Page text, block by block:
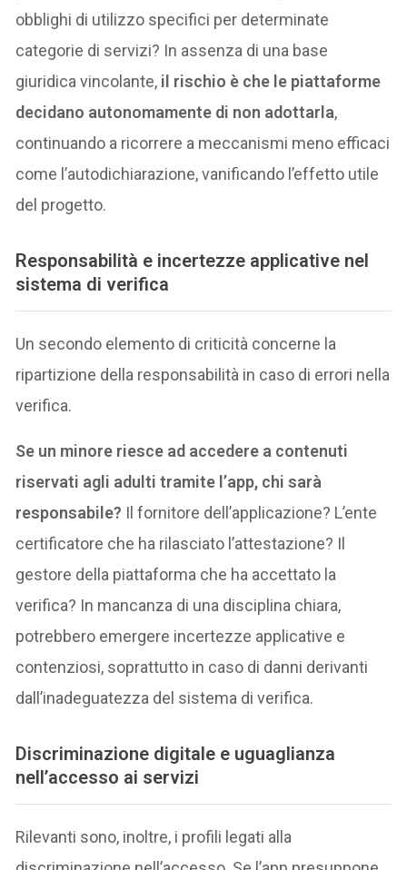
obblighi di utilizzo specifici per determinate
categorie di servizi? In assenza di una base
giuridica vincolante, il rischio è che le piattaforme
decidano autonomamente di non adottarla,
continuando a ricorrere a meccanismi meno efficaci
come l’autodichiarazione, vanificando l’effetto utile
del progetto.
Responsabilità e incertezze applicative nel
sistema di verifica
Un secondo elemento di criticità concerne la
ripartizione della responsabilità in caso di errori nella
verifica.
Se un minore riesce ad accedere a contenuti
riservati agli adulti tramite l’app, chi sarà
responsabile? Il fornitore dell’applicazione? L’ente
certificatore che ha rilasciato l’attestazione? Il
gestore della piattaforma che ha accettato la
verifica? In mancanza di una disciplina chiara,
potrebbero emergere incertezze applicative e
contenziosi, soprattutto in caso di danni derivanti
dall’inadeguatezza del sistema di verifica.
Discriminazione digitale e uguaglianza
nell’accesso ai servizi
Rilevanti sono, inoltre, i profili legati alla